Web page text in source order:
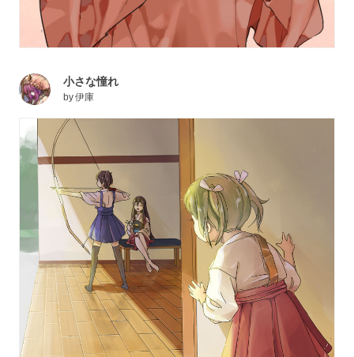
小さな憧れ
by伊庫